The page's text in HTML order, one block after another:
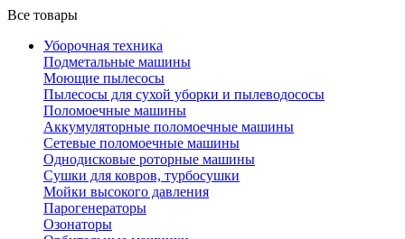
Все товары
Уборочная техника
Подметальные машины
Моющие пылесосы
Пылесосы для сухой уборки и пылеводососы
Поломоечные машины
Аккумуляторные поломоечные машины
Сетевые поломоечные машины
Однодисковые роторные машины
Сушки для ковров, турбосушки
Мойки высокого давления
Парогенераторы
Озонаторы